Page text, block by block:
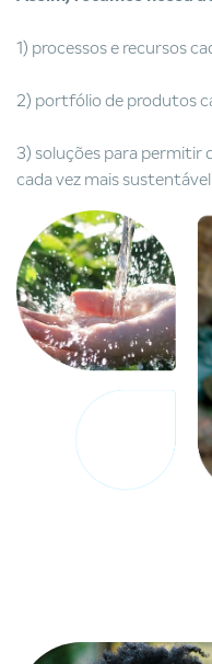
1) processos e recursos
2) portfólio de produtos
3) soluções para permitir
cada vez mais